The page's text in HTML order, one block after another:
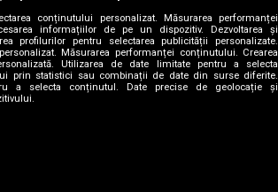
|Contact/Info| Codul etic|Sitemap
conținutului personalizat. Măsurarea performanței
informațiilor de pe un dispozitiv. Dezvoltarea și
profilurilor pentru selectarea publicității personalizate.
Măsurarea performanței conținutului. Crearea
Utilizarea de date limitate pentru a selecta
prin statistici sau combinații de date din surse diferite.
a selecta conținutul. Date precise de geolocație și